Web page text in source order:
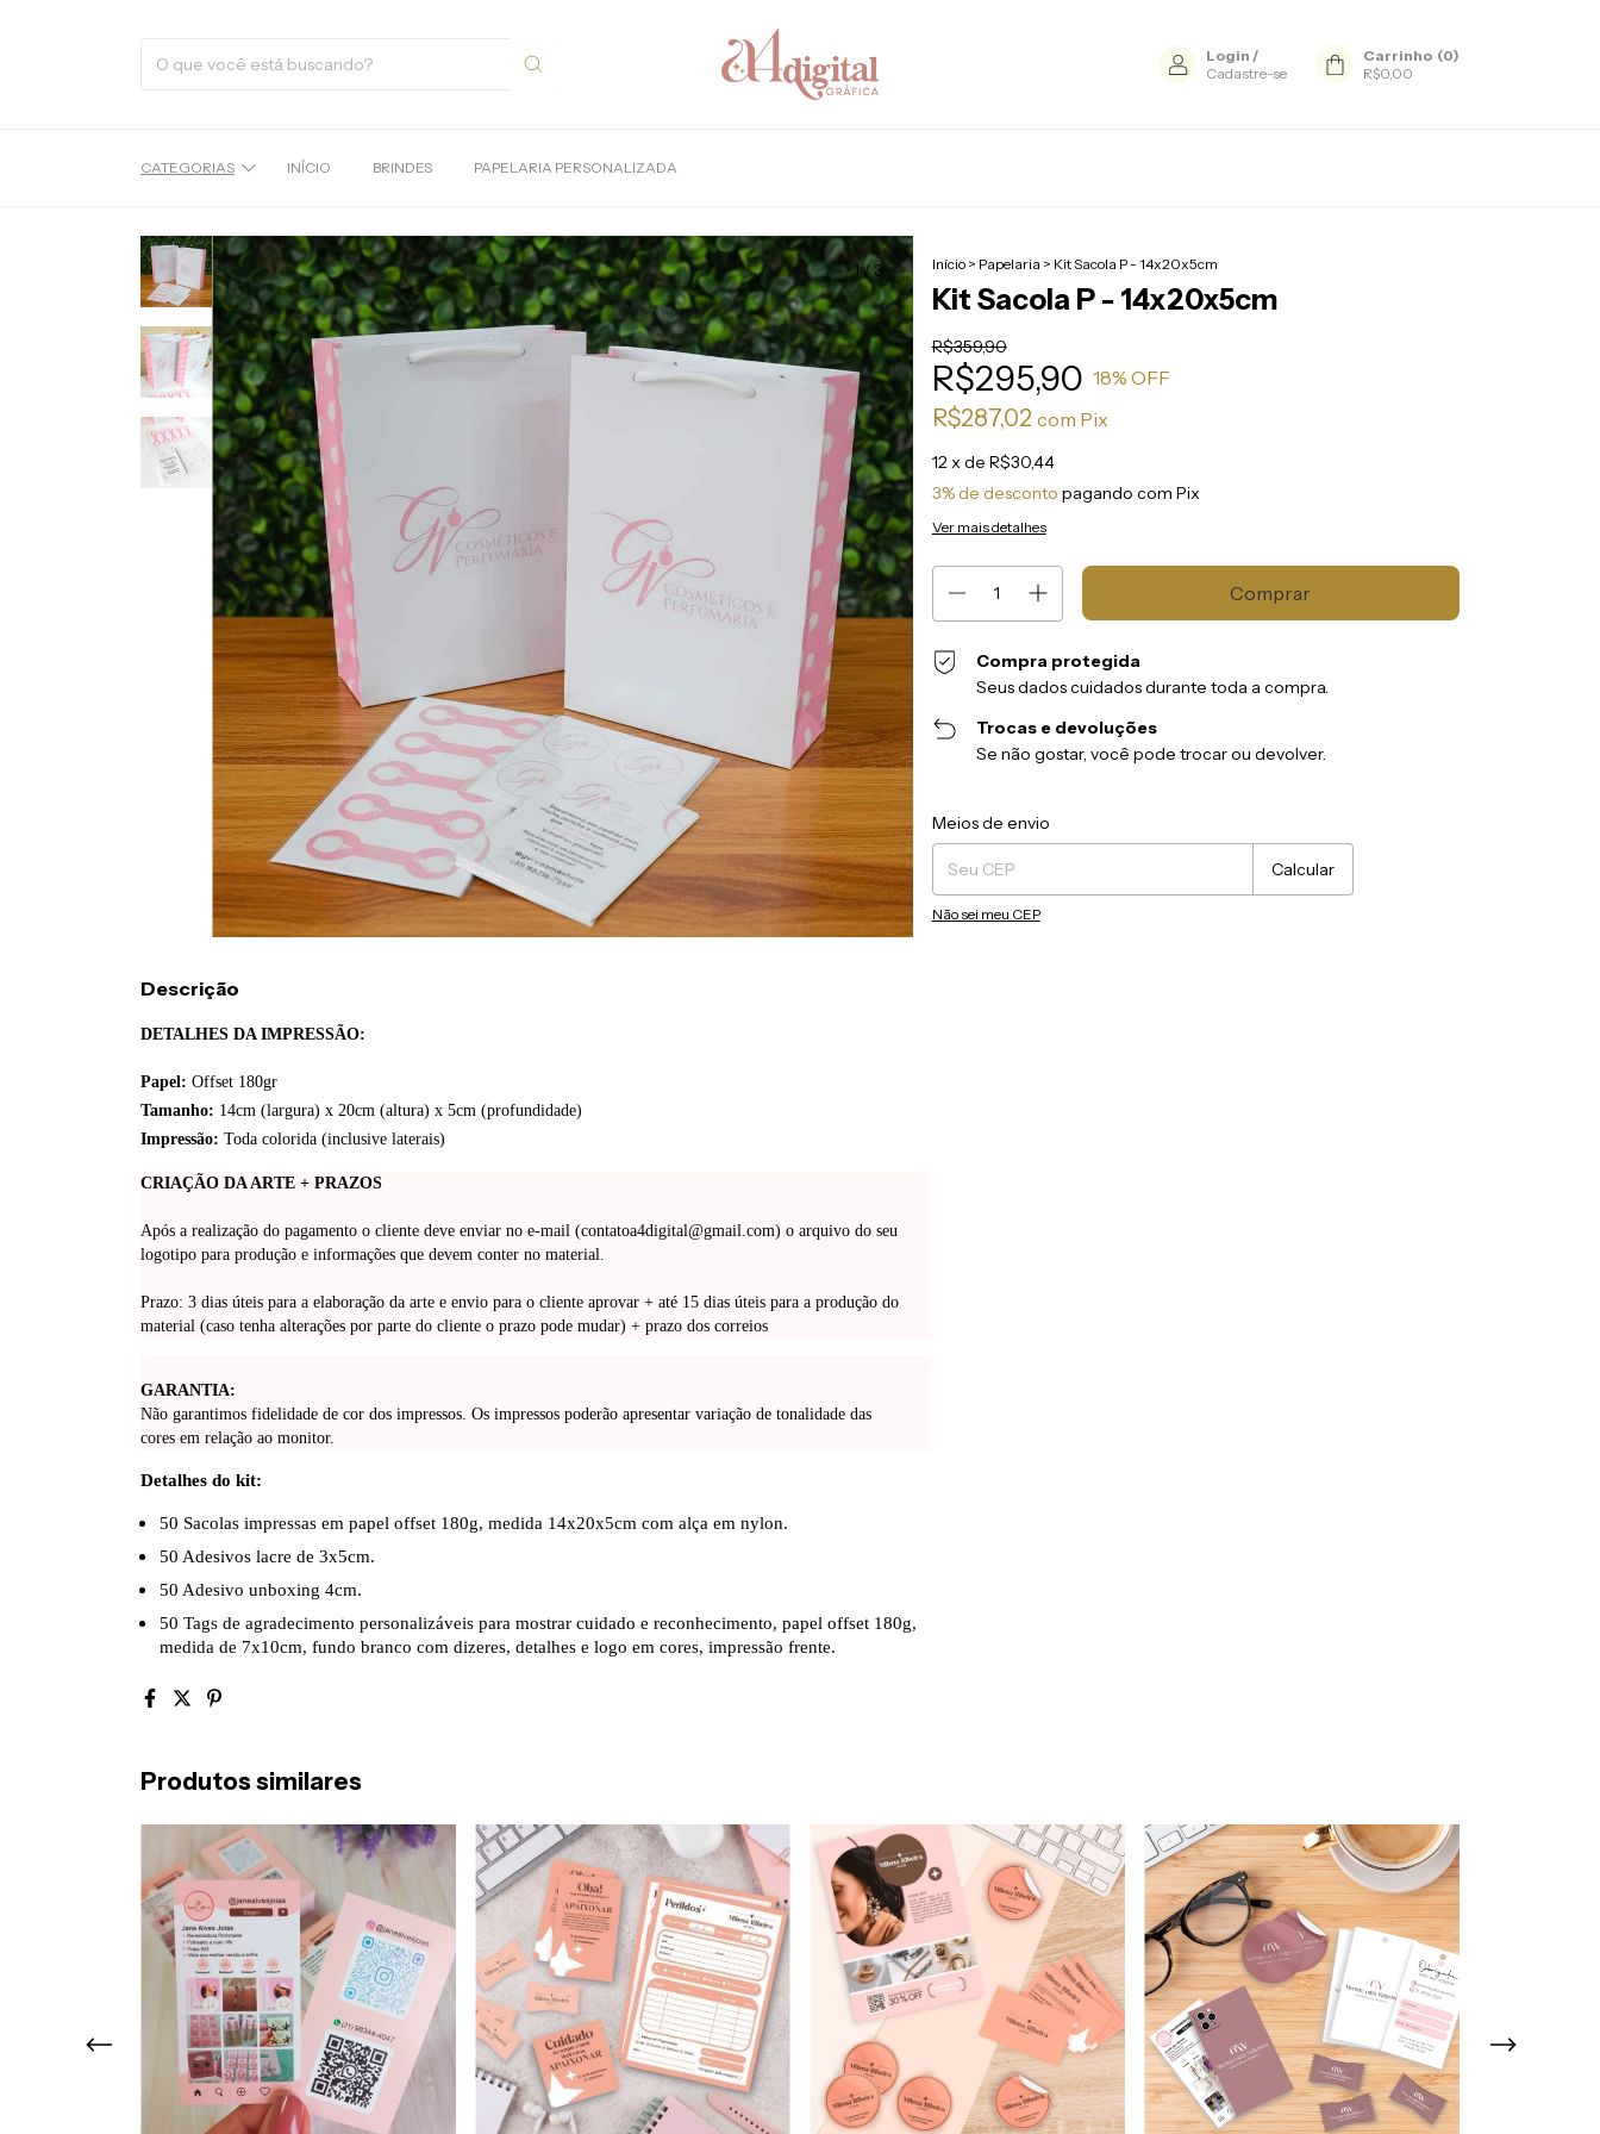
Login /
Cadastre-se
Carrinho (0)
R$0,00
CATEGORIAS INÍCIO BRINDES PAPELARIA PERSONALIZADA
1/3 Início > Papelaria > Kit Sacola P - 14x20x5cm
Kit Sacola P - 14x20x5cm
R$359,90
R$295,90 18% OFF
R$287,02 com Pix
12x de R$30,44
3% de desconto pagando com Pix
Ver mais detalhes
Compra protegida
Seus dados cuidados durante toda a compra.
Trocas e devoluções
Se não gostar, você pode trocar ou devolver.
Entregas para o CEP:
Meios de envio
Calcular
Não sei meu CEP
Descrição
DETALHES DA IMPRESSÃO:
Papel: Offset 180gr
Tamanho: 14cm (largura) x 20cm (altura) x 5cm (profundidade)
Impressão: Toda colorida (inclusive laterais)
CRIAÇÃO DA ARTE + PRAZOS
Após a realização do pagamento o cliente deve enviar no e-mail (contatoa4digital@gmail.com) o arquivo do seu
logotipo para produção e informações que devem conter no material.
Prazo: 3 dias úteis para a elaboração da arte e envio para o cliente aprovar + até 15 dias úteis para a produção do
material (caso tenha alterações por parte do cliente o prazo pode mudar) + prazo dos correios
GARANTIA:
Não garantimos fidelidade de cor dos impressos. Os impressos poderão apresentar variação de tonalidade das
cores em relação ao monitor.
Detalhes do kit:
50 Sacolas impressas em papel offset 180g, medida 14x20x5cm com alça em nylon.
50 Adesivos lacre de 3x5cm.
50 Adesivo unboxing 4cm.
50 Tags de agradecimento personalizáveis para mostrar cuidado e reconhecimento, papel offset 180g,
medida de 7x10cm, fundo branco com dizeres, detalhes e logo em cores, impressão frente.
Produtos similares